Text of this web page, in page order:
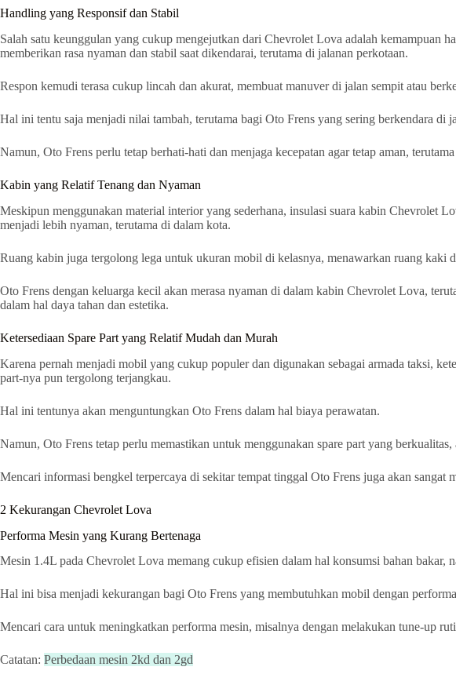
Handling yang Responsif dan Stabil
Salah satu keunggulan yang cukup mengejutkan dari Chevrolet Lova adalah kemampuan
memberikan rasa nyaman dan stabil saat dikendarai, terutama di jalanan perkotaan.
Respon kemudi terasa cukup lincah dan akurat, membuat manuver di jalan sempit atau
Hal ini tentu saja menjadi nilai tambah, terutama bagi Oto Frens yang sering berkendara
Namun, Oto Frens perlu tetap berhati-hati dan menjaga kecepatan agar tetap aman,
Kabin yang Relatif Tenang dan Nyaman
Meskipun menggunakan material interior yang sederhana, insulasi suara kabin Chevrolet
menjadi lebih nyaman, terutama di dalam kota.
Ruang kabin juga tergolong lega untuk ukuran mobil di kelasnya, menawarkan ruang kaki
Oto Frens dengan keluarga kecil akan merasa nyaman di dalam kabin Chevrolet Lova,
dalam hal daya tahan dan estetika.
Ketersediaan Spare Part yang Relatif Mudah dan Murah
Karena pernah menjadi mobil yang cukup populer dan digunakan sebagai armada taksi,
part-nya pun tergolong terjangkau.
Hal ini tentunya akan menguntungkan Oto Frens dalam hal biaya perawatan.
Namun, Oto Frens tetap perlu memastikan untuk menggunakan spare part yang
Mencari informasi bengkel terpercaya di sekitar tempat tinggal Oto Frens juga akan sangat
2 Kekurangan Chevrolet Lova
Performa Mesin yang Kurang Bertenaga
Mesin 1.4L pada Chevrolet Lova memang cukup efisien dalam hal konsumsi bahan bakar,
Hal ini bisa menjadi kekurangan bagi Oto Frens yang membutuhkan mobil dengan
Mencari cara untuk meningkatkan performa mesin, misalnya dengan melakukan tune-up
Catatan: Perbedaan mesin 2kd dan 2gd